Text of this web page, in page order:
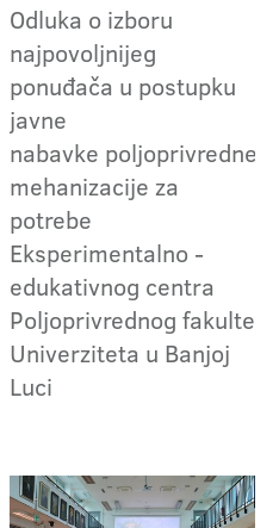
Odluka o izboru
najpovoljnijeg
ponuđača u postupku
javne
nabavke poljoprivredne
mehanizacije za
potrebe
Eksperimentalno -
edukativnog centra
Poljoprivrednog fakulteta
Univerziteta u Banjoj
Luci